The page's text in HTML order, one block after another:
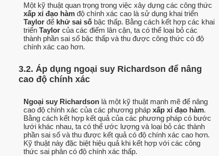
Một kỹ thuật quan trọng trong việc xây dựng các công thức
xấp xỉ đạo hàm độ chính xác cao là sử dụng khai triển
Taylor để khử sai số bậc thấp. Bằng cách kết hợp các khai
triển Taylor của các điểm lân cận, ta có thể loại bỏ các
thành phần sai số bậc thấp và thu được công thức có độ
chính xác cao hơn.
3.2. Áp dụng ngoại suy Richardson để nâng
cao độ chính xác
Ngoại suy Richardson là một kỹ thuật mạnh mẽ để nâng
cao độ chính xác của các phương pháp xấp xỉ đạo hàm.
Bằng cách kết hợp kết quả của các phương pháp có bước
lưới khác nhau, ta có thể ước lượng và loại bỏ các thành
phần sai số và thu được kết quả có độ chính xác cao hơn.
Kỹ thuật này đặc biệt hiệu quả khi kết hợp với các công
thức sai phân có độ chính xác thấp.